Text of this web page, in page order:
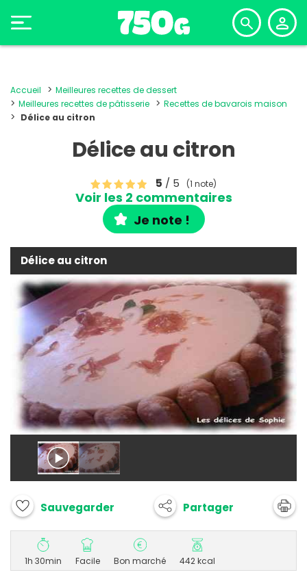
Accueil
Meilleures recettes de dessert
Meilleures recettes de pâtisserie
Recettes de bavarois maison
Délice au citron
Délice au citron
5 / 5 (1 note)
Voir les 2 commentaires
Je note !
Délice au citron
Sauvegarder Partager
1h 30min Facile Bon marché 442 kcal